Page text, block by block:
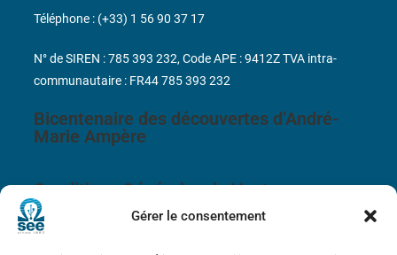
Gérer le consentement
Bicentenaire des découvertes d’André-
Marie Ampère
Conditions Générales de Vente
Téléphone : (+33) 1 56 90 37 17
N° de SIREN : 785 393 232, Code APE : 9412Z TVA intra-
communautaire : FR44 785 393 232